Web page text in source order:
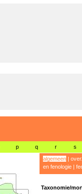
p q r s
algemeen|
en fenologie|
Taxonomie/